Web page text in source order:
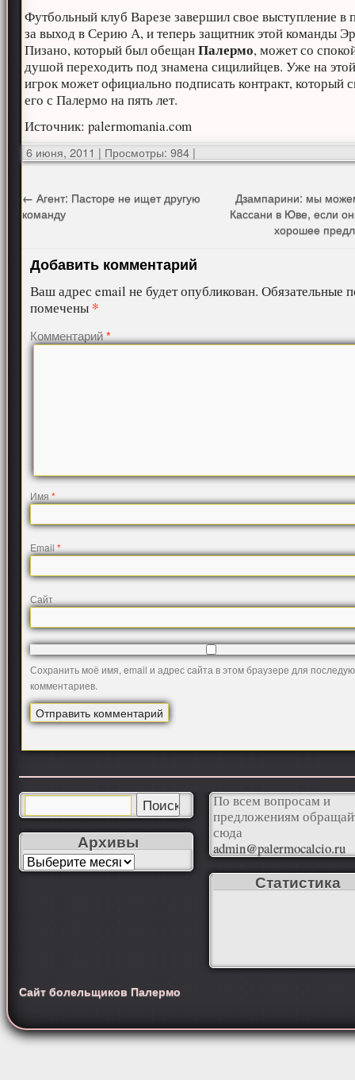
Футбольный клуб Варезе завершил свое выступление в
за выход в Серию А, и теперь защитник этой команды
Пизано, который был обещанПалермо, может со
душой переходить под знамена сицилийцев. Уже на
игрок может официально подписать контракт, который
его с Палермо на пять лет.
Источник: palermomania.com
6 июня, 2011 | Просмотры: 984 |
← Агент: Пасторе не ищет другую
команду
Дзампарини: мы
Кассани в Юве, если
хорошее
Добавить комментарий
Ваш адрес email не будет опубликован. Обязательные
помечены *
Комментарий*
Имя*
Email*
Сайт
Сохранить моё имя, email и адрес сайта в этом браузере для
комментариев.
Архивы
По всем вопросам и
предложениям
сюда
admin@palermocalcio.ru
Статистика
Сайт болельщиков Палермо